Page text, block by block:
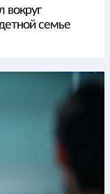
вокруг
семье